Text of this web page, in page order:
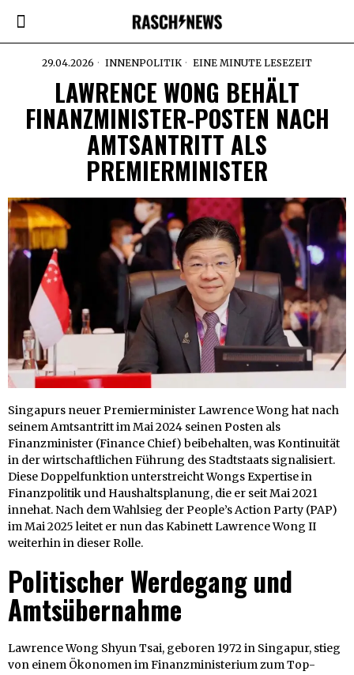
29.04.2026 INNENPOLITIK EINE MINUTE LESEZEIT
LAWRENCE WONG BEHÄLT
FINANZMINISTER-POSTEN NACH
AMTSANTRITT ALS
PREMIERMINISTER
Singapurs neuer Premierminister Lawrence Wong hat nach
seinem Amtsantritt im Mai 2024 seinen Posten als
Finanzminister (Finance Chief) beibehalten, was Kontinuität
in der wirtschaftlichen Führung des Stadtstaats signalisiert.
Diese Doppelfunktion unterstreicht Wongs Expertise in
Finanzpolitik und Haushaltsplanung, die er seit Mai 2021
innehat. Nach dem Wahlsieg der People’s Action Party (PAP)
im Mai 2025 leitet er nun das Kabinett Lawrence Wong II
weiterhin in dieser Rolle.
Politischer Werdegang und
Amtsübernahme
Lawrence Wong Shyun Tsai, geboren 1972 in Singapur, stieg
von einem Ökonomen im Finanzministerium zum Top-